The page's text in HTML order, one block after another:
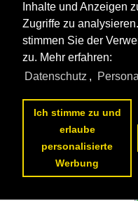
Inhalte und Anzeigen
Zugriffe zu
stimmen Sie der
zu. Mehr erfahren:
Datenschutz ,
Ich stimme zu und
erlaube
personalisierte
Werbung